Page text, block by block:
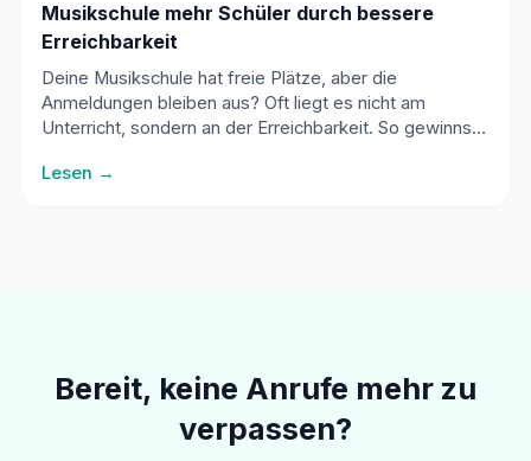
Musikschule mehr Schüler durch bessere
Erreichbarkeit
Deine Musikschule hat freie Plätze, aber die
Anmeldungen bleiben aus? Oft liegt es nicht am
Unterricht, sondern an der Erreichbarkeit. So gewinnst
Lesen →
Bereit, keine Anrufe mehr zu
verpassen?